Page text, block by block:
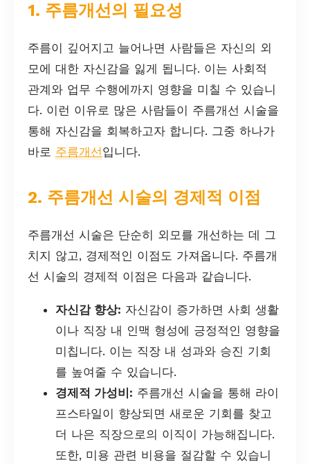
1. 주름개선의 필요성
주름이 깊어지고 늘어나면 사람들은 자신의 외
모에 대한 자신감을 잃게 됩니다. 이는 사회적
관계와 업무 수행에까지 영향을 미칠 수 있습니
다. 이런 이유로 많은 사람들이 주름개선 시술을
통해 자신감을 회복하고자 합니다. 그중 하나가
바로 주름개선입니다.
2. 주름개선 시술의 경제적 이점
주름개선 시술은 단순히 외모를 개선하는 데 그
치지 않고, 경제적인 이점도 가져옵니다. 주름개
선 시술의 경제적 이점은 다음과 같습니다.
자신감 향상: 자신감이 증가하면 사회 생활
이나 직장 내 인맥 형성에 긍정적인 영향을
미칩니다. 이는 직장 내 성과와 승진 기회
를 높여줄 수 있습니다.
경제적 가성비: 주름개선 시술을 통해 라이
프스타일이 향상되면 새로운 기회를 찾고
더 나은 직장으로의 이직이 가능해집니다.
또한, 미용 관련 비용을 절감할 수 있습니